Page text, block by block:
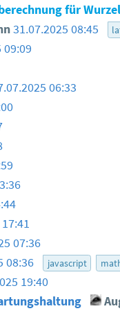
für
31.07.2025 08:45
09:09
06:33
07:36
08:36 javascript
19:40